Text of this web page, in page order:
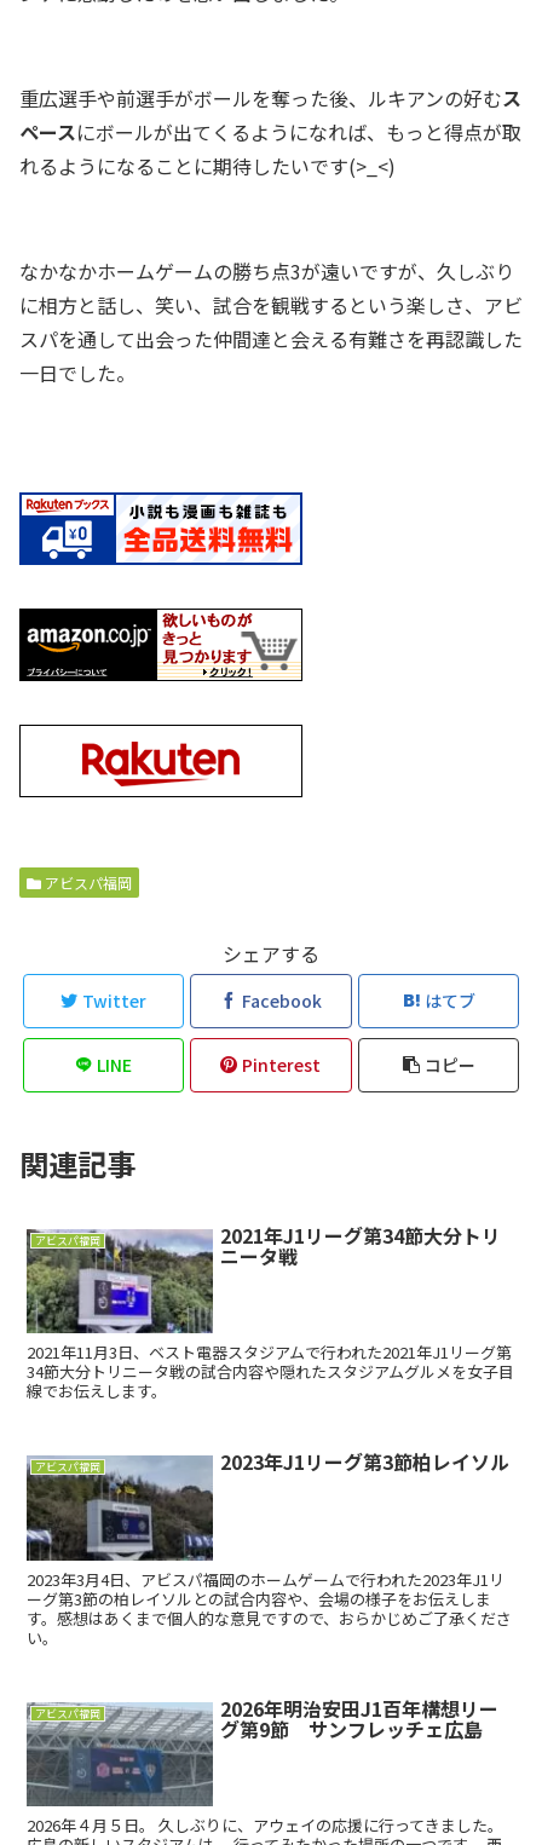
重広選手や前選手がボールを奪った後、ルキアンの好むス
ペースにボールが出てくるようになれば、もっと得点が取
れるようになることに期待したいです(>_<)
なかなかホームゲームの勝ち点3が遠いですが、久しぶり
に相方と話し、笑い、試合を観戦するという楽しさ、アビ
スパを通して出会った仲間達と会える有難さを再認識した
一日でした。
アビスパ福岡
シェアする
Twitter Facebook はてブ
LINE Pinterest コピー
関連記事
アビスパ福岡 2021年J1リーグ第34節大分トリ
ニータ戦
2021年11月3日、ベスト電器スタジアムで行われた2021年J1リーグ第
34節大分トリニータ戦の試合内容や隠れたスタジアムグルメを女子目
線でお伝えします。
アビスパ福岡 2023年J1リーグ第3節柏レイソル
2023年3月4日、アビスパ福岡のホームゲームで行われた2023年J1リ
ーグ第3節の柏レイソルとの試合内容や、会場の様子をお伝えしま
す。感想はあくまで個人的な意見ですので、おらかじめご了承くださ
い。
アビスパ福岡 2026年明治安田J1百年構想リー
グ第9節 サンフレッチェ広島
2026年４月５日。 久しぶりに、アウェイの応援に行ってきました。